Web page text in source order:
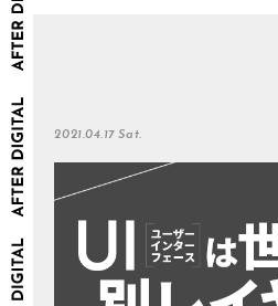
2021.04.17 Sat.